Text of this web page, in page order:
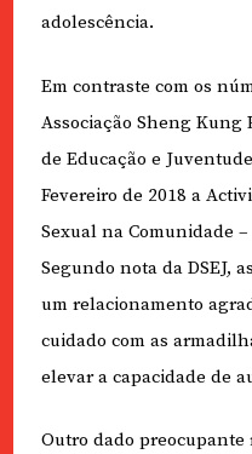
adolescência.
Em contraste com os
Associação Sheng Kung
de Educação e
Fevereiro de 2018 a
Sexual na Comunidade
Segundo nota da DSEJ,
um relacionamento
cuidado com as
elevar a capacidade de
Outro dado